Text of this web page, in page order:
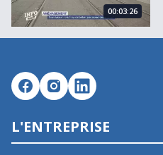
00:03:26
L'ENTREPRISE